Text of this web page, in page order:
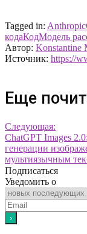
Tagged in: Anthropic
кодаКодМодель
Автор: Konstantine
Источник: https://
Еще
Следующая:
ChatGPT Images
генерации
мультиязычным
Подписаться
Уведомить о